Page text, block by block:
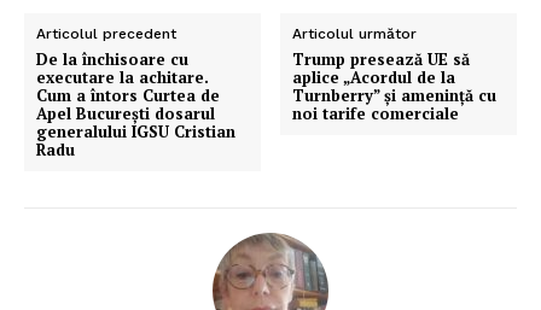
Articolul precedent
De la închisoare cu
executare la achitare.
Cum a întors Curtea de
Apel București dosarul
generalului IGSU Cristian
Radu
Articolul următor
Trump presează UE să
aplice „Acordul de la
Turnberry” și amenință cu
noi tarife comerciale